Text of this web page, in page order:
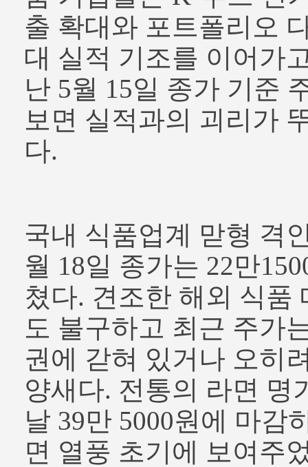
출 확대와 포트폴리오
대 실적 기조를 이어가
난 5월 15일 종가 기준
보면 실적과의 괴리가
다.
국내 식품업계 맏형 격
월 18일 종가는 22만
쳤다. 견조한 해외 식품
도 불구하고 최근 주가
권에 갇혀 있거나 오히
양새다. 전통의 라면 명
날 39만 5000원에 마감
면 열풍 초기에 보여주